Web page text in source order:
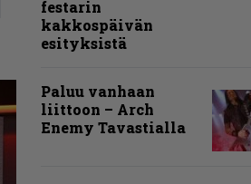
festarin
kakkospäivän
esityksistä
Paluu vanhaan
liittoon – Arch
Enemy Tavastialla